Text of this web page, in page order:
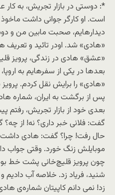
*: دوستی در بازار تجریش، به
است. او کارگر جوانی داشت
دیدارهایم، صحبت مابین من و
«هادی» شد. اودر تائید و تعریف
«عشق» هادی در زندگی، پرویز
بعدها در یکی از سفرهایم به
«هادی» را برایش نقل کردم.
پس از برگشت به ایران، شماره
بعدی خود از بازار تجریش،
گفت: فلانی خبر داری؟ نه! از
حال رفت! چرا؟ گفت: هادی داشت
موبایلش زنگ خورد. وقتی جواب
چون پرویز قلیچ‌خانی پشت خط
شنید، فریاد زد. خلاصه آب دادیم
زد! نمی دانم کاپیتان شماره‌ی